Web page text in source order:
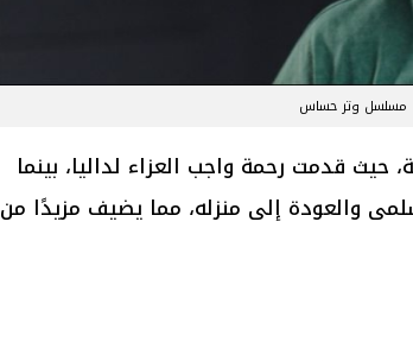
مسلسل وتر حساس
حيث قدمت رحمة واجب العزاء لداليا، بينما
والعودة إلى منزله، مما يضيف مزيدًا من